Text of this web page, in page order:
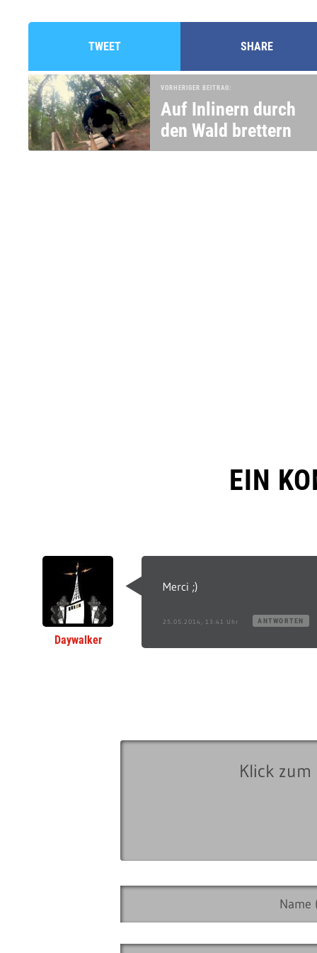
TWEET SHARE
VORHERIGER BEITRAG:
Auf Inlinern durch
den Wald brettern
EIN
Daywalker
Merci ;)
25.05.2014, 13:41 Uhr ANTWORTEN